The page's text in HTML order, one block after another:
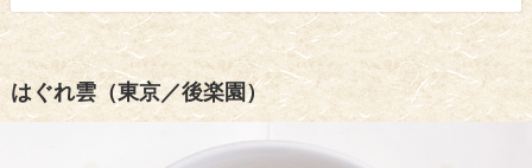
はぐれ雲（東京／後楽園）